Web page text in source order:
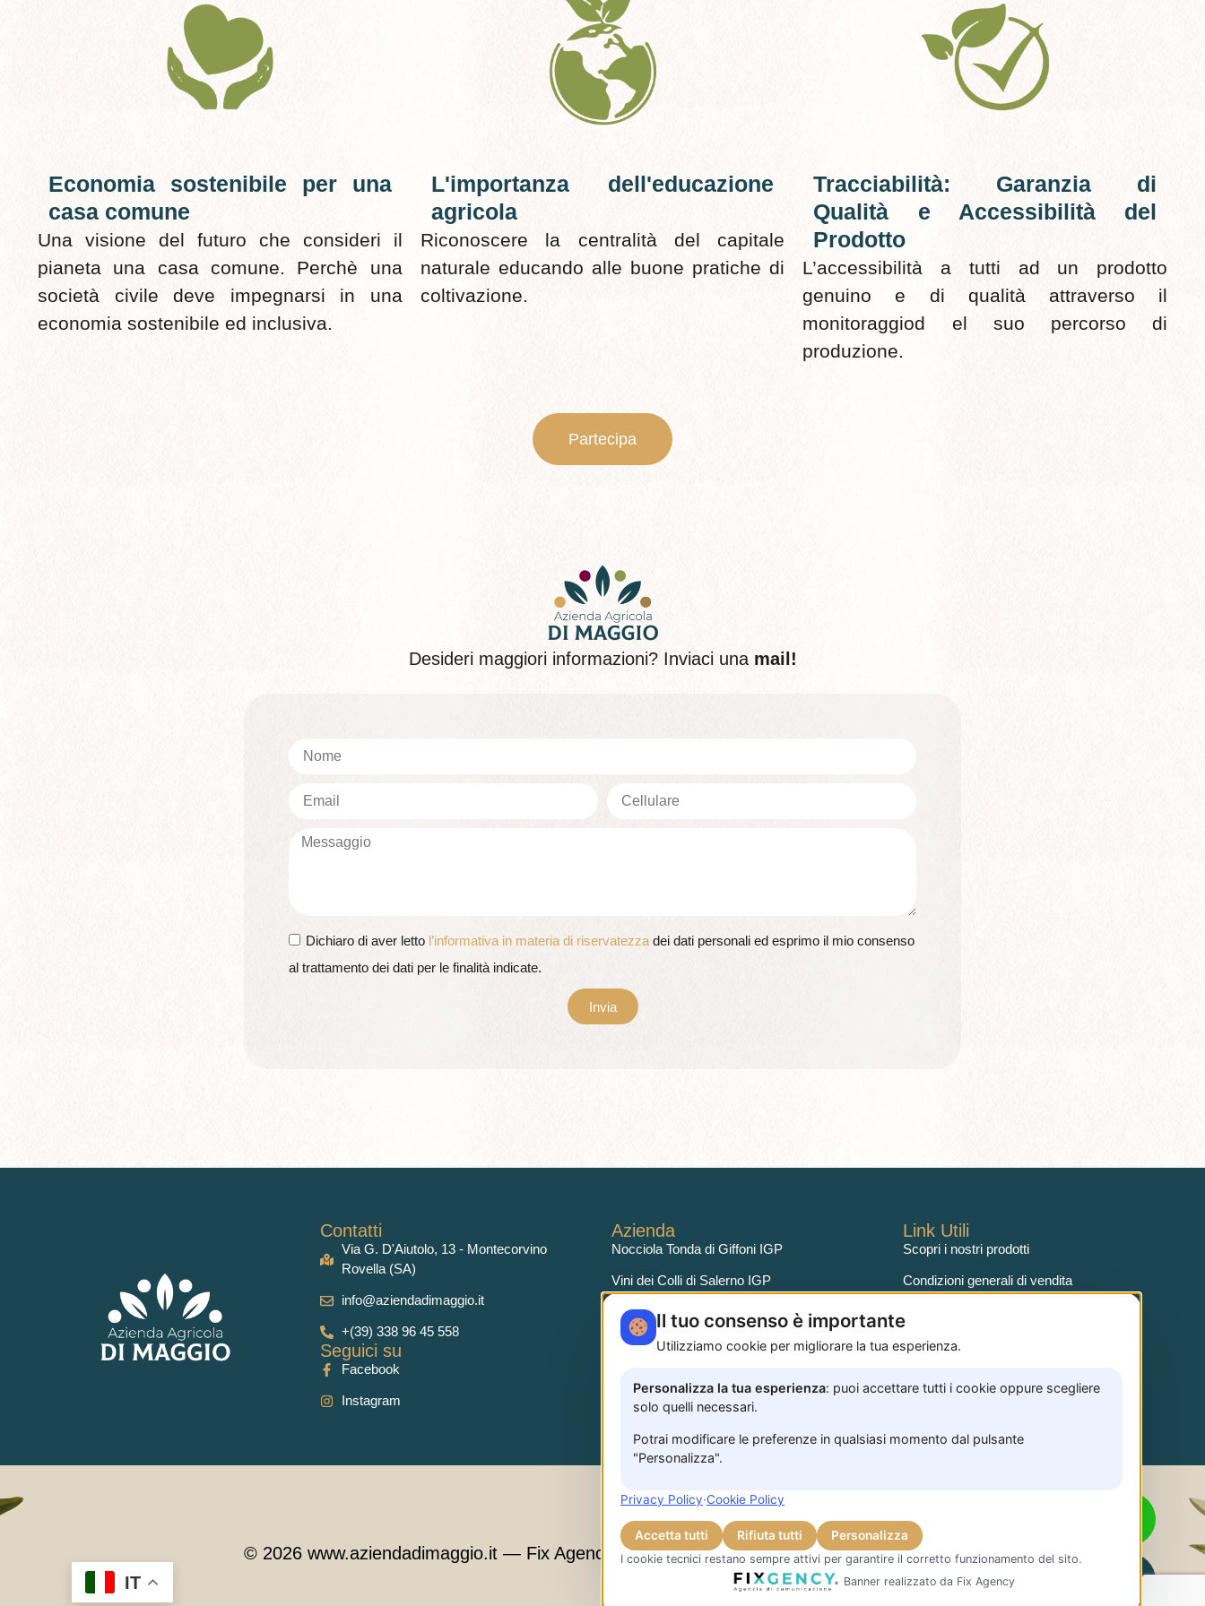
Economia sostenibile per una
casa comune
Una visione del futuro che consideri il
pianeta una casa comune. Perchè una
società civile deve impegnarsi in una
economia sostenibile ed inclusiva.
L'importanza dell'educazione
agricola
Riconoscere la centralità del capitale
naturale educando alle buone pratiche di
coltivazione.
Tracciabilità: Garanzia di
Qualità e Accessibilità del
Prodotto
L’accessibilità a tutti ad un prodotto
genuino e di qualità attraverso il
monitoraggiod el suo percorso di
produzione.
Partecipa
Desideri maggiori informazioni? Inviaci una mail!
Dichiaro di aver letto l’informativa in materia di riservatezza dei dati personali ed esprimo il mio consenso
al trattamento dei dati per le finalità indicate.
Invia
Contatti
Via G. D'Aiutolo, 13 - Montecorvino
Rovella (SA)
info@aziendadimaggio.it
+(39) 338 96 45 558
Seguici su
Facebook
Instagram
Azienda
Nocciola Tonda di Giffoni IGP
Vini dei Colli di Salerno IGP
Olio Extravergine di Oliva
Link Utili
Scopri i nostri prodotti
Condizioni generali di vendita
Le nostre certificazioni
© 2026 www.aziendadimaggio.it — Fix Agency — Facciamo cose…nuove!
IT
Il tuo consenso è importante
Utilizziamo cookie per migliorare la tua esperienza.
Personalizza la tua esperienza: puoi accettare tutti i cookie oppure scegliere
solo quelli necessari.
Potrai modificare le preferenze in qualsiasi momento dal pulsante
"Personalizza".
Privacy Policy·Cookie Policy
Accetta tutti Rifiuta tutti Personalizza
I cookie tecnici restano sempre attivi per garantire il corretto funzionamento del sito.
Banner realizzato da Fix Agency